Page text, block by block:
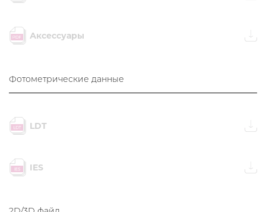
Аксессуары
Фотометрические данные
LDT
IES